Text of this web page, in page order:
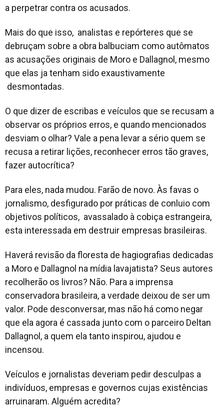
a perpetrar contra os acusados.
Mais do que isso, analistas e repórteres que se
debruçam sobre a obra balbuciam como autômatos
as acusações originais de Moro e Dallagnol, mesmo
que elas ja tenham sido exaustivamente
desmontadas.
O que dizer de escribas e veículos que se recusam a
observar os próprios erros, e quando mencionados
desviam o olhar? Vale a pena levar a sério quem se
recusa a retirar lições, reconhecer erros tão graves,
fazer autocrítica?
Para eles, nada mudou. Farão de novo. Às favas o
jornalismo, desfigurado por práticas de conluio com
objetivos políticos, avassalado à cobiça estrangeira,
esta interessada em destruir empresas brasileiras.
Haverá revisão da floresta de hagiografias dedicadas
a Moro e Dallagnol na mídia lavajatista? Seus autores
recolherão os livros? Não. Para a imprensa
conservadora brasileira, a verdade deixou de ser um
valor. Pode desconversar, mas não há como negar
que ela agora é cassada junto com o parceiro Deltan
Dallagnol, a quem ela tanto inspirou, ajudou e
incensou.
Veículos e jornalistas deveriam pedir desculpas a
indivíduos, empresas e governos cujas existências
arruinaram. Alguém acredita?